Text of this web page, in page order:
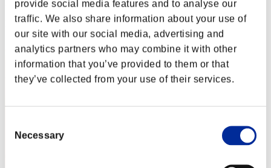
provide social media features and to analyse our
traffic. We also share information about your use of
our site with our social media, advertising and
analytics partners who may combine it with other
information that you’ve provided to them or that
they’ve collected from your use of their services.
Selection
Necessary
Punteggio: -
Posizione
62